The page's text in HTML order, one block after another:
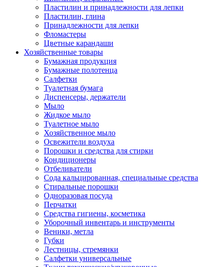
Пластилин и принадлежности для лепки
Пластилин, глина
Принадлежности для лепки
Фломастеры
Цветные карандаши
Хозяйственные товары
Бумажная продукция
Бумажные полотенца
Салфетки
Туалетная бумага
Диспенсеры, держатели
Мыло
Жидкое мыло
Туалетное мыло
Хозяйственное мыло
Освежители воздуха
Порошки и средства для стирки
Кондиционеры
Отбеливатели
Сода кальцированная, специальные средства
Стиральные порошки
Одноразовая посуда
Перчатки
Средства гигиены, косметика
Уборочный инвентарь и инструменты
Веники, метла
Губки
Лестницы, стремянки
Салфетки универсальные